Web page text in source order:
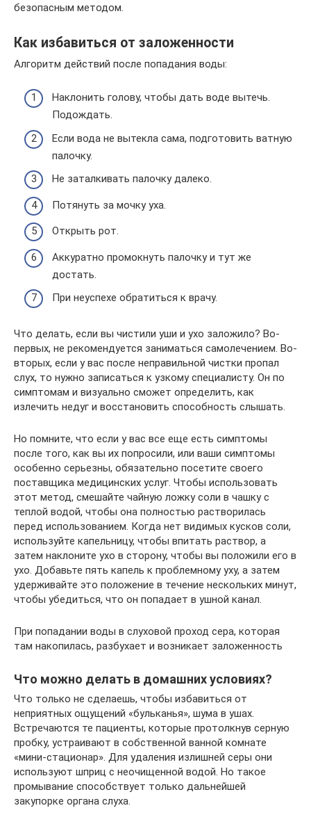
безопасным методом.
Как избавиться от заложенности
Алгоритм действий после попадания воды:
Наклонить голову, чтобы дать воде вытечь.
Подождать.
Если вода не вытекла сама, подготовить ватную
палочку.
Не заталкивать палочку далеко.
Потянуть за мочку уха.
Открыть рот.
Аккуратно промокнуть палочку и тут же
достать.
При неуспехе обратиться к врачу.
Что делать, если вы чистили уши и ухо заложило? Во-
первых, не рекомендуется заниматься самолечением. Во-
вторых, если у вас после неправильной чистки пропал
слух, то нужно записаться к узкому специалисту. Он по
симптомам и визуально сможет определить, как
излечить недуг и восстановить способность слышать.
Но помните, что если у вас все еще есть симптомы
после того, как вы их попросили, или ваши симптомы
особенно серьезны, обязательно посетите своего
поставщика медицинских услуг. Чтобы использовать
этот метод, смешайте чайную ложку соли в чашку с
теплой водой, чтобы она полностью растворилась
перед использованием. Когда нет видимых кусков соли,
используйте капельницу, чтобы впитать раствор, а
затем наклоните ухо в сторону, чтобы вы положили его в
ухо. Добавьте пять капель к проблемному уху, а затем
удерживайте это положение в течение нескольких минут,
чтобы убедиться, что он попадает в ушной канал.
При попадании воды в слуховой проход сера, которая
там накопилась, разбухает и возникает заложенность
Что можно делать в домашних условиях?
Что только не сделаешь, чтобы избавиться от
неприятных ощущений «бульканья», шума в ушах.
Встречаются те пациенты, которые протолкнув серную
пробку, устраивают в собственной ванной комнате
«мини-стационар». Для удаления излишней серы они
используют шприц с неочищенной водой. Но такое
промывание способствует только дальнейшей
закупорке органа слуха.